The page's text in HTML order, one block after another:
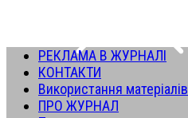
РЕКЛАМА В ЖУРНАЛІ
КОНТАКТИ
Використання матеріалів
ПРО ЖУРНАЛ